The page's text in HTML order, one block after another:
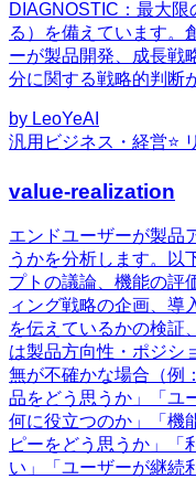
DIAGNOSTIC：最大
る）を備えています。
ーが製品開発、成長戦
分に関する戦略的判断
by LeoYeAI
汎用 ビジネス・経営⭐
value-realization
エンドユーザーが製品
うかを分析します。以
プトの議論、機能の評
ィング戦略の企画、導
を伝えているかの検証
は製品方向性・ポジシ
無が不確かな場合（例
品をどう思うか」「ユ
何に役立つのか」「機
ピーをどう思うか」「
い」「ユーザーが継続